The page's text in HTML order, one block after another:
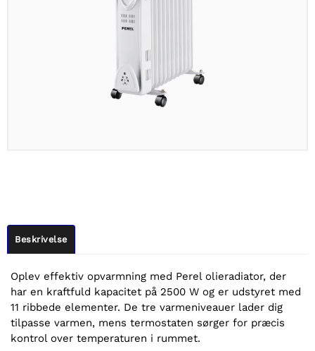
Beskrivelse
Oplev effektiv opvarmning med Perel olieradiator, der
har en kraftfuld kapacitet på 2500 W og er udstyret med
11 ribbede elementer. De tre varmeniveauer lader dig
tilpasse varmen, mens termostaten sørger for præcis
kontrol over temperaturen i rummet.